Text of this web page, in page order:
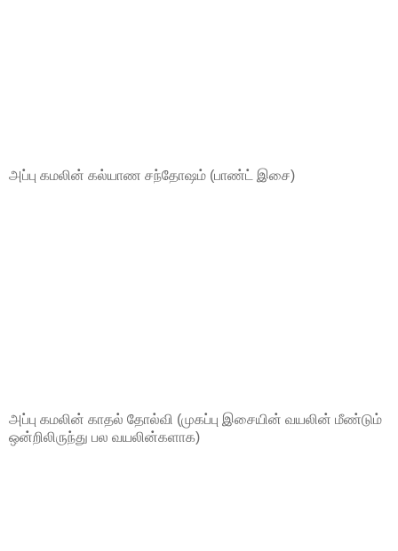
அப்பு கமலின் கல்யாண சந்தோஷம் (பாண்ட் இசை)
அப்பு கமலின் காதல் தோல்வி (முகப்பு இசையின் வயலின் மீண்டும்
ஒன்றிலிருந்து பல வயலின்களாக)